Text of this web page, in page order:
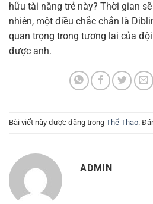
hữu tài năng trẻ này? Thời gian
nhiên, một điều chắc chắn là
quan trọng trong tương lai của
được anh.
Bài viết này được đăng trong Thể Thao.
ADMIN